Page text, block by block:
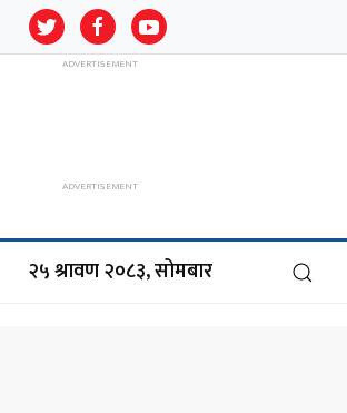
२५ श्रावण २०८३, सोमबार